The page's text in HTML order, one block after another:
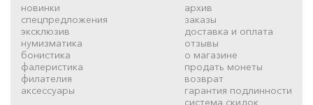
новинки
спецпредложения
эксклюзив
нумизматика
бонистика
фалеристика
филателия
аксессуары
архив
заказы
доставка и оплата
отзывы
о магазине
продать монеты
возврат
гарантия подлинности
система скидок